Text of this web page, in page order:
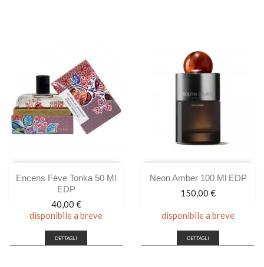
Encens Fève Tonka 50 Ml
EDP
Prezzo
40,00 €
disponibile a breve
DETTAGLI
Neon Amber 100 Ml EDP
Prezzo
150,00 €
disponibile a breve
DETTAGLI